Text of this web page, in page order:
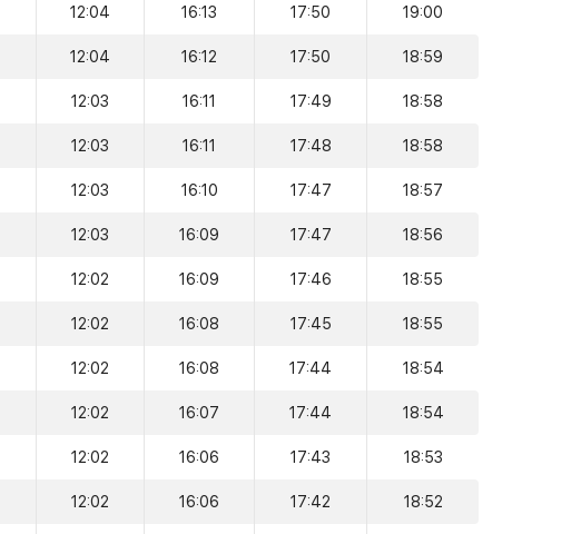
12:04 16:13 17:50 19:00
12:04 16:12 17:50 18:59
12:03 16:11 17:49 18:58
12:03 16:11 17:48 18:58
12:03 16:10 17:47 18:57
12:03 16:09 17:47 18:56
12:02 16:09 17:46 18:55
12:02 16:08 17:45 18:55
12:02 16:08 17:44 18:54
12:02 16:07 17:44 18:54
12:02 16:06 17:43 18:53
12:02 16:06 17:42 18:52